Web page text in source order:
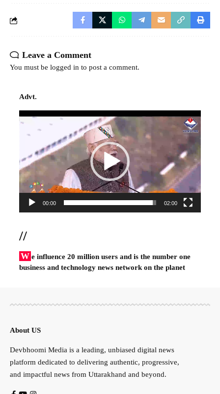
Leave a Comment
You must be logged in to post a comment.
Advt.
Video
00:00 02:00
//
W e influence 20 million users and is the number one
business and technology news network on the planet
About US
Devbhoomi Media is a leading, unbiased digital news
platform dedicated to delivering authentic, progressive,
and impactful news from Uttarakhand and beyond.